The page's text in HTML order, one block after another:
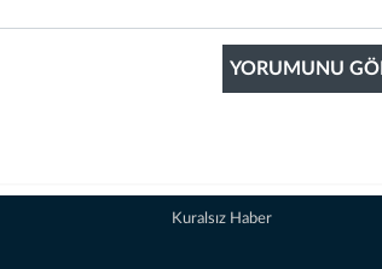
Kuralsız Haber